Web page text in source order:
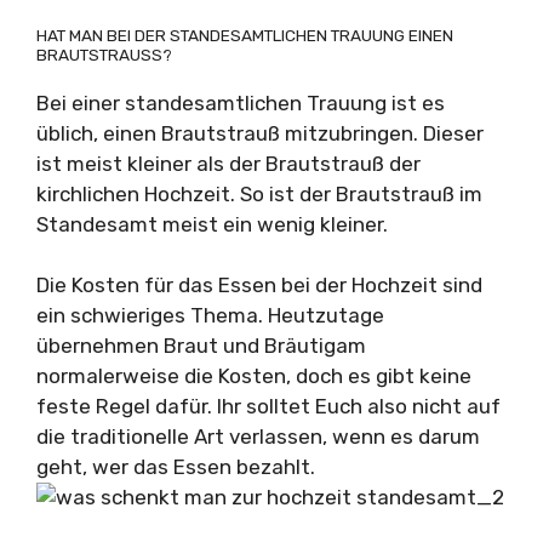
HAT MAN BEI DER STANDESAMTLICHEN TRAUUNG EINEN
BRAUTSTRAUSS?
Bei einer standesamtlichen Trauung ist es
üblich, einen Brautstrauß mitzubringen. Dieser
ist meist kleiner als der Brautstrauß der
kirchlichen Hochzeit. So ist der Brautstrauß im
Standesamt meist ein wenig kleiner.
Die Kosten für das Essen bei der Hochzeit sind
ein schwieriges Thema. Heutzutage
übernehmen Braut und Bräutigam
normalerweise die Kosten, doch es gibt keine
feste Regel dafür. Ihr solltet Euch also nicht auf
die traditionelle Art verlassen, wenn es darum
geht, wer das Essen bezahlt.